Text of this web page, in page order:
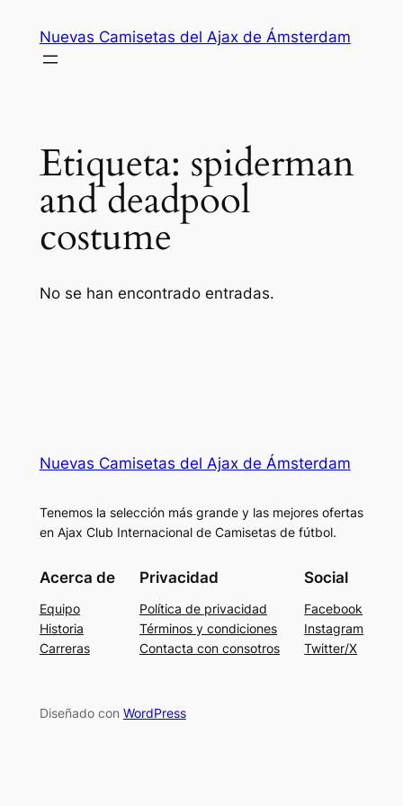
contenido
Nuevas Camisetas del Ajax de Ámsterdam
Etiqueta: spiderman
and deadpool
costume
No se han encontrado entradas.
Nuevas Camisetas del Ajax de Ámsterdam
Tenemos la selección más grande y las mejores ofertas
en Ajax Club Internacional de Camisetas de fútbol.
Acerca de
Equipo
Historia
Carreras
Privacidad
Política de privacidad
Términos y condiciones
Contacta con consotros
Social
Facebook
Instagram
Twitter/X
Diseñado con WordPress